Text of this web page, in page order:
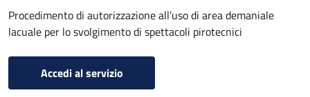
Procedimento di autorizzazione all’uso di area demaniale
lacuale per lo svolgimento di spettacoli pirotecnici
Accedi al servizio